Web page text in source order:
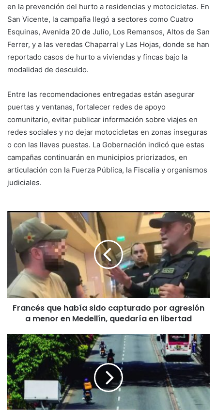
en la prevención del hurto a residencias y motocicletas. En
San Vicente, la campaña llegó a sectores como Cuatro
Esquinas, Avenida 20 de Julio, Los Remansos, Altos de San
Ferrer, y a las veredas Chaparral y Las Hojas, donde se han
reportado casos de hurto a viviendas y fincas bajo la
modalidad de descuido.
Entre las recomendaciones entregadas están asegurar
puertas y ventanas, fortalecer redes de apoyo
comunitario, evitar publicar información sobre viajes en
redes sociales y no dejar motocicletas en zonas inseguras
o con las llaves puestas. La Gobernación indicó que estas
campañas continuarán en municipios priorizados, en
articulación con la Fuerza Pública, la Fiscalía y organismos
judiciales.
Francés que había sido capturado por agresión
a menor en Medellín, quedaría en libertad